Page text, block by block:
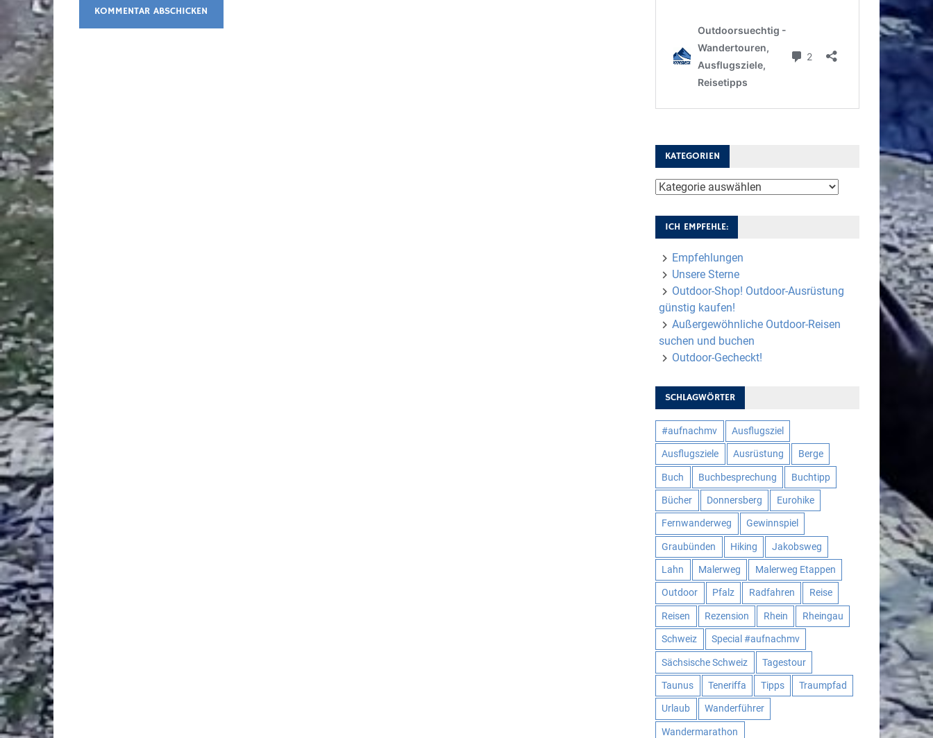
KATEGORIEN
Kategorien
ICH EMPFEHLE:
Empfehlungen
Unsere Sterne
Outdoor-Shop! Outdoor-Ausrüstung
günstig kaufen!
Außergewöhnliche Outdoor-Reisen
suchen und buchen
Outdoor-Gecheckt!
SCHLAGWÖRTER
#aufnachmv Ausflugsziel
Ausflugsziele Ausrüstung Berge
Buch Buchbesprechung Buchtipp
Bücher Donnersberg Eurohike
Fernwanderweg Gewinnspiel
Graubünden Hiking Jakobsweg
Lahn Malerweg Malerweg Etappen
Outdoor Pfalz Radfahren Reise
Reisen Rezension Rhein Rheingau
Schweiz Special #aufnachmv
Sächsische Schweiz Tagestour
Taunus Teneriffa Tipps Traumpfad
Urlaub Wanderführer
Wandermarathon